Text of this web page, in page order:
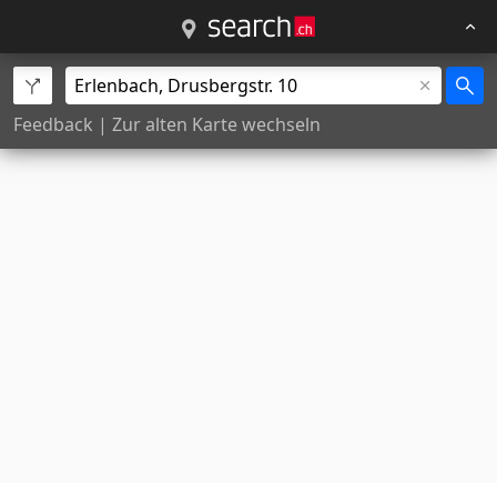
Feedback | Zur alten Karte wechseln